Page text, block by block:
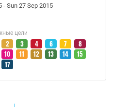
- Sun 27 Sep 2015
цели
2 3 4 6 7
8
10 11 12 13 14
15
17